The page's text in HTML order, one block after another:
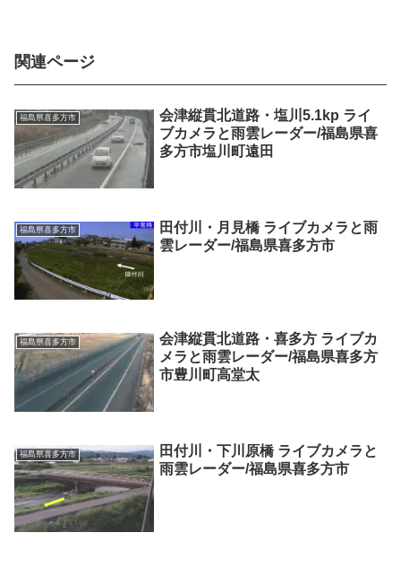
関連ページ
福島県喜多方市
会津縦貫北道路・塩川5.1kp ライ
ブカメラと雨雲レーダー/福島県喜
多方市塩川町遠田
福島県喜多方市
田付川・月見橋 ライブカメラと雨
雲レーダー/福島県喜多方市
福島県喜多方市
会津縦貫北道路・喜多方 ライブカ
メラと雨雲レーダー/福島県喜多方
市豊川町高堂太
福島県喜多方市
田付川・下川原橋 ライブカメラと
雨雲レーダー/福島県喜多方市